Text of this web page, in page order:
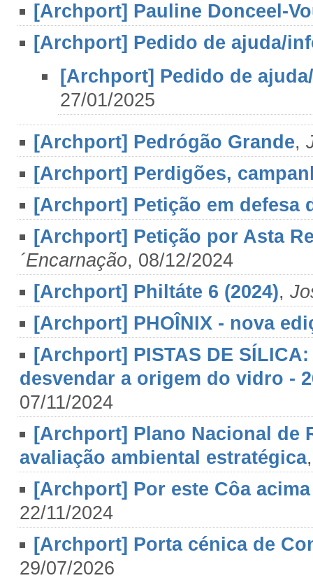
[Archport] Pauline Donceel-
[Archport] Pedido de ajuda/
[Archport] Pedido de
27/01/2025
[Archport] Pedrógão Grande,
[Archport] Perdigões,
[Archport] Petição em defesa
[Archport] Petição por Asta
´Encarnação, 08/12/2024
[Archport] Philtáte 6 (2024),
[Archport] PHOÎNIX - nova
[Archport] PISTAS DE
desvendar a origem do vidro -
07/11/2024
[Archport] Plano Nacional de
avaliação ambiental estratégica
[Archport] Por este Côa
22/11/2024
[Archport] Porta cénica de
29/07/2026